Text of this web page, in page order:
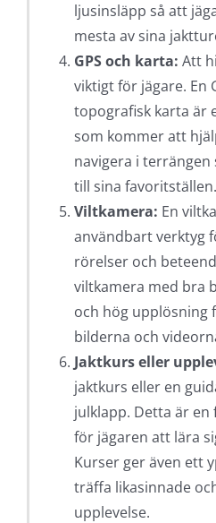
ljusinsläpp så att
mesta av sina
GPS och karta: Att
viktigt för jägare. En
topografisk karta är
som kommer att
navigera i
till sina favoritställen.
Viltkamera: En
användbart verktyg
rörelser och
viltkamera med bra
och hög upplösning
bilderna och
Jaktkurs eller
jaktkurs eller en
julklapp. Detta är
för jägaren att lära
Kurser ger även ett
träffa likasinnade
upplevelse.